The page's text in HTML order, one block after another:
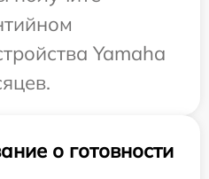
Yamaha
о готовности